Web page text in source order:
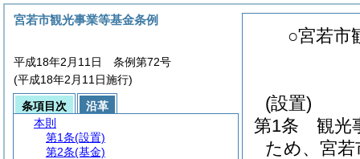
○宮若市
(設置)
第1条
観光
ため、宮
宮若市観光事業等基金条例
平成18年2月11日 条例第72号
(平成18年2月11日施行)
条項目次
沿革
本則
第1条(設置)
第2条(基金)